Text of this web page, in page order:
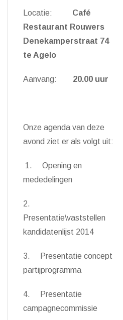
Locatie: Café
Restaurant Rouwers
Denekamperstraat 74
te Agelo
Aanvang: 20.00 uur
Onze agenda van deze
avond ziet er als volgt uit:
1. Opening en
mededelingen
2.
Presentatie\vaststellen
kandidatenlijst 2014
3. Presentatie concept
partijprogramma
4. Presentatie
campagnecommissie